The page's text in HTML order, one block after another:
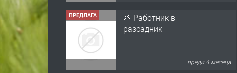
ПРЕДЛАГА
🌱 Работник в
разсадник
преди 4 месеца